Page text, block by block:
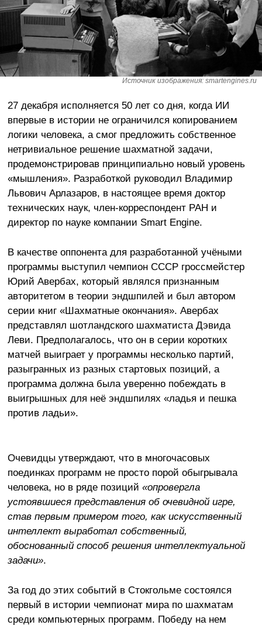
Источник изображения: smartengines.ru
27 декабря исполняется 50 лет со дня, когда ИИ
впервые в истории не ограничился копированием
логики человека, а смог предложить собственное
нетривиальное решение шахматной задачи,
продемонстрировав принципиально новый уровень
«мышления». Разработкой руководил Владимир
Львович Арлазаров, в настоящее время доктор
технических наук, член-корреспондент РАН и
директор по науке компании Smart Engine.
В качестве оппонента для разработанной учёными
программы выступил чемпион СССР гроссмейстер
Юрий Авербах, который являлся признанным
авторитетом в теории эндшпилей и был автором
серии книг «Шахматные окончания». Авербах
представлял шотландского шахматиста Дэвида
Леви. Предполагалось, что он в серии коротких
матчей выиграет у программы несколько партий,
разыгранных из разных стартовых позиций, а
программа должна была уверенно побеждать в
выигрышных для неё эндшпилях «ладья и пешка
против ладьи».
Очевидцы утверждают, что в многочасовых
поединках программ не просто порой обыгрывала
человека, но в ряде позиций «опровергла
устоявшиеся представления об очевидной игре,
став первым примером того, как искусственный
интеллект выработал собственный,
обоснованный способ решения интеллектуальной
задачи».
За год до этих событий в Стокгольме состоялся
первый в истории чемпионат мира по шахматам
среди компьютерных программ. Победу на нем